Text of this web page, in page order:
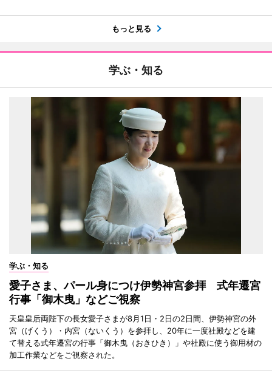
もっと見る
学ぶ・知る
学ぶ・知る
愛子さま、パール身につけ伊勢神宮参拝 式年遷宮
行事「御木曳」などご視察
天皇皇后両陛下の長女愛子さまが8月1日・2日の2日間、伊勢神宮の外
宮（げくう）・内宮（ないくう）を参拝し、20年に一度社殿などを建
て替える式年遷宮の行事「御木曳（おきひき）」や社殿に使う御用材の
加工作業などをご視察された。